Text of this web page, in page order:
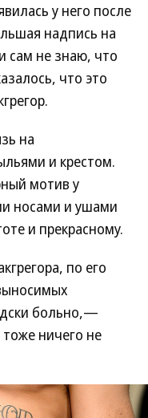
у него после
надпись на
сам не знаю, что
что это
на
и крестом.
мотив у
носами и ушами
и прекрасному.
по его
больно,—
ничего не